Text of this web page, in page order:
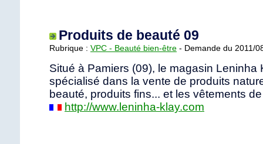
Produits de beauté 09
Rubrique : VPC - Beauté bien-être - Demande du 2011/
Situé à Pamiers (09), le magasin Leninha
spécialisé dans la vente de produits
beauté, produits fins... et les vêtements
http://www.leninha-klay.com